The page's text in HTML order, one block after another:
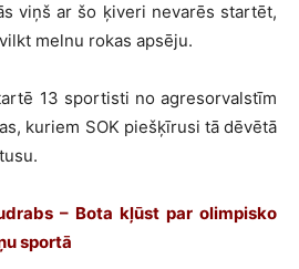
viņš ar šo ķiveri nevarēs startēt,
melnu rokas apsēju.
13 sportisti no agresorvalstīm
kuriem SOK piešķīrusi tā dēvētā
– Bota kļūst par olimpisko
sportā